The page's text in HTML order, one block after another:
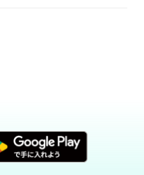
と 「あそこ座ろうか？」
」って言うと 「そんなこ
て私の仕事の買い出しに
私に仕事の予定がなかっ
彼とはお付き合いするの？
ン飲んで誤魔化そう！っ